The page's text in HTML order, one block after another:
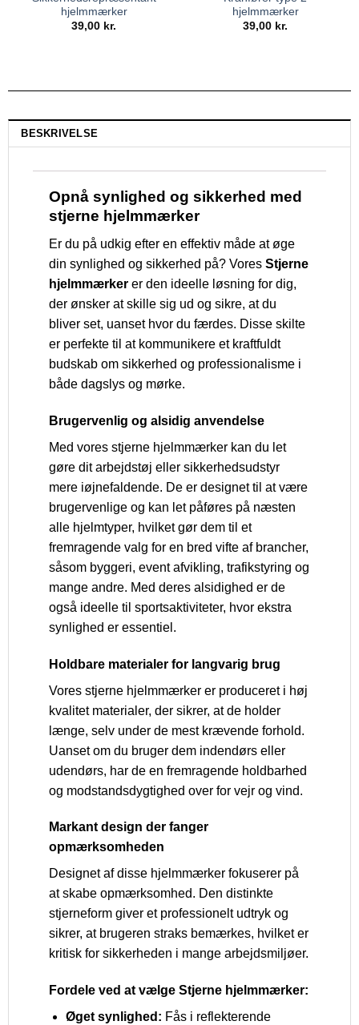
hjelmmærker
39,00 kr.
hjelmmærker
39,00 kr.
BESKRIVELSE
Opnå synlighed og sikkerhed med
stjerne hjelmmærker
Er du på udkig efter en effektiv måde at øge
din synlighed og sikkerhed på? Vores Stjerne
hjelmmærker er den ideelle løsning for dig,
der ønsker at skille sig ud og sikre, at du
bliver set, uanset hvor du færdes. Disse skilte
er perfekte til at kommunikere et kraftfuldt
budskab om sikkerhed og professionalisme i
både dagslys og mørke.
Brugervenlig og alsidig anvendelse
Med vores stjerne hjelmmærker kan du let
gøre dit arbejdstøj eller sikkerhedsudstyr
mere iøjnefaldende. De er designet til at være
brugervenlige og kan let påføres på næsten
alle hjelmtyper, hvilket gør dem til et
fremragende valg for en bred vifte af brancher,
såsom byggeri, event afvikling, trafikstyring og
mange andre. Med deres alsidighed er de
også ideelle til sportsaktiviteter, hvor ekstra
synlighed er essentiel.
Holdbare materialer for langvarig brug
Vores stjerne hjelmmærker er produceret i høj
kvalitet materialer, der sikrer, at de holder
længe, selv under de mest krævende forhold.
Uanset om du bruger dem indendørs eller
udendørs, har de en fremragende holdbarhed
og modstandsdygtighed over for vejr og vind.
Markant design der fanger
opmærksomheden
Designet af disse hjelmmærker fokuserer på
at skabe opmærksomhed. Den distinkte
stjerneform giver et professionelt udtryk og
sikrer, at brugeren straks bemærkes, hvilket er
kritisk for sikkerheden i mange arbejdsmiljøer.
Fordele ved at vælge Stjerne hjelmmærker:
Øget synlighed: Fås i reflekterende